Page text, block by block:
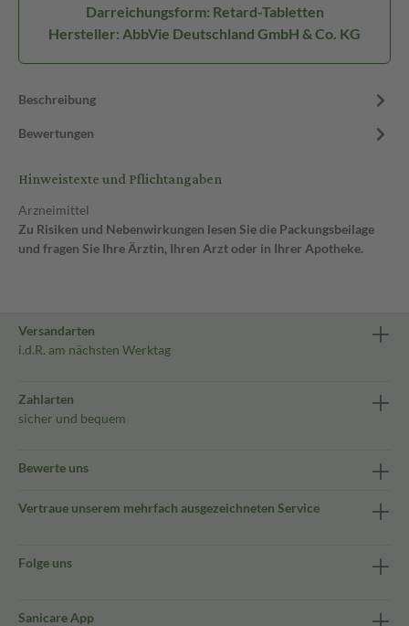
Darreichungsform: Retard-Tabletten
Hersteller: AbbVie Deutschland GmbH & Co. KG
Beschreibung
Bewertungen
Hinweistexte und Pflichtangaben
Arzneimittel
Zu Risiken und Nebenwirkungen lesen Sie die Packungsbeilage
und fragen Sie Ihre Ärztin, Ihren Arzt oder in Ihrer Apotheke.
Versandarten
i.d.R. am nächsten Werktag
Zahlarten
sicher und bequem
Bewerte uns
Vertraue unserem mehrfach ausgezeichneten Service
Folge uns
Sanicare App